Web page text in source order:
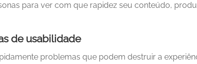
para ver com que rapidez seu conteúdo,
de usabilidade
problemas que podem destruir a